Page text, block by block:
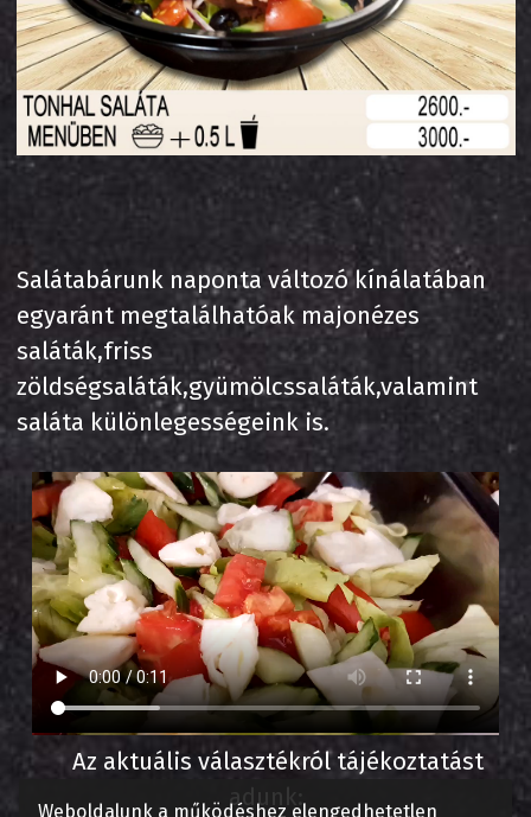
Salátabárunk naponta változó kínálatában
egyaránt megtalálhatóak majonézes
saláták,friss
zöldségsaláták,gyümölcssaláták,valamint
saláta különlegességeink is.
Az aktuális választékról tájékoztatást
adunk:
Weboldalunk a működéshez elengedhetetlen